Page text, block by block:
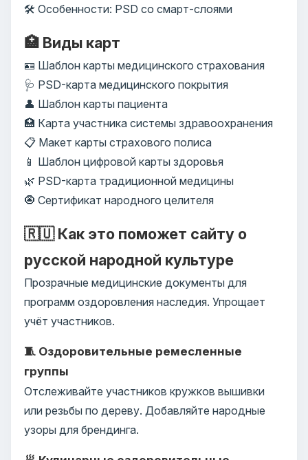
🛠️ Особенности: PSD со смарт-слоями
🏥 Виды карт
🪪 Шаблон карты медицинского страхования
🩺 PSD-карта медицинского покрытия
👤 Шаблон карты пациента
🏥 Карта участника системы здравоохранения
📋 Макет карты страхового полиса
📱 Шаблон цифровой карты здоровья
🌿 PSD-карта традиционной медицины
🧿 Сертификат народного целителя
🇷🇺 Как это поможет сайту о
русской народной культуре
Прозрачные медицинские документы для
программ оздоровления наследия. Упрощает
учёт участников.
🧵 Оздоровительные ремесленные
группы
Отслеживайте участников кружков вышивки
или резьбы по дереву. Добавляйте народные
узоры для брендинга.